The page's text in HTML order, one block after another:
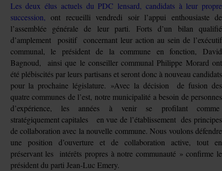
Les deux élus actuels du PDC lensard, candidats à leur propre
succession, ont recueilli vendredi soir l’appui enthousiaste de
l’assemblée générale de leur parti. Forts d’un bilan qualifié
d’amplement positif concernant leur action au sein de l’exécutif
communal, le président de la commune en fonction, David
Bagnoud, ainsi que le conseiller communal Philippe Morard ont
été plébiscités par leurs partisans et seront donc à nouveau candidats
pour la prochaine législature. »Avec la décision de fusion des
quatre communes de l’est, notre municipalité a besoin de personnes
d’expérience, les années à venir se profilant comme
stratégiquement capitales en vue de l’établissement des principes
de collaboration avec la nouvelle commune. Nous voulons défendre
une position d’ouverture et de collaboration active, tout en
préservant les intérêts propres à notre communauté » confirme le
président du parti Jean-Luc Emery.